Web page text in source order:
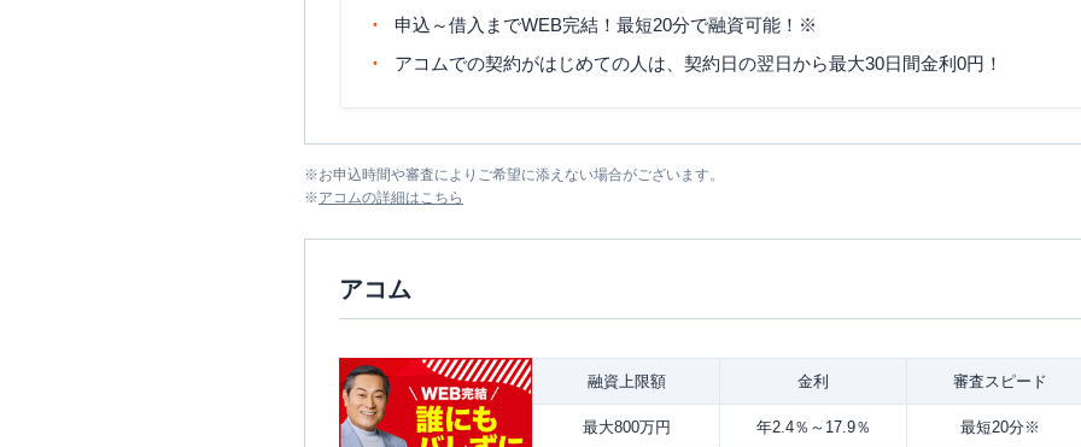
申込～借入までWEB完結！最短20分で融資可能！※
アコムでの契約がはじめての人は、契約日の翌日から最大30日間金利0円！
※お申込時間や審査によりご希望に添えない場合がございます。
※アコムの詳細はこちら
アコム
融資上限額 金利 審査スピード
最大800万円 年2.4％～17.9％ 最短20分※